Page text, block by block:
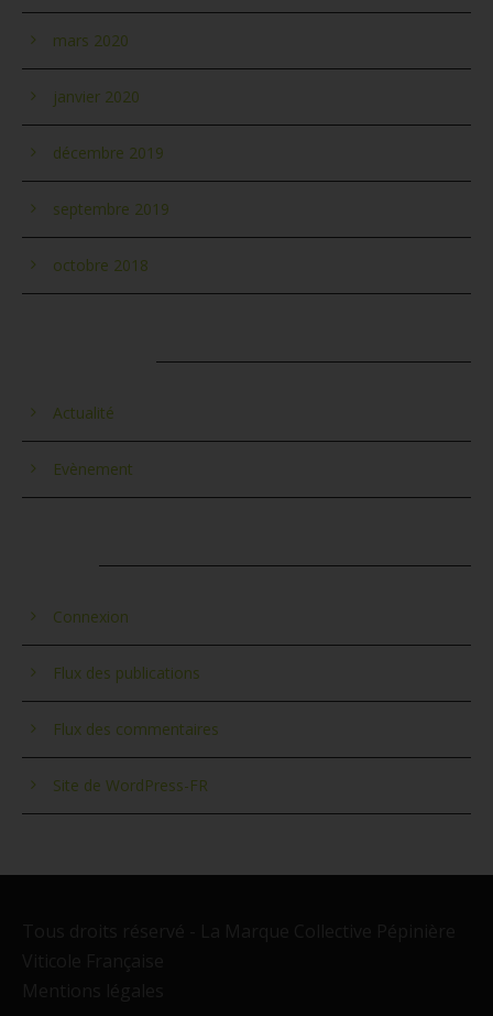
mars 2020
janvier 2020
décembre 2019
septembre 2019
octobre 2018
Actualité
Evènement
Connexion
Flux des publications
Flux des commentaires
Site de WordPress-FR